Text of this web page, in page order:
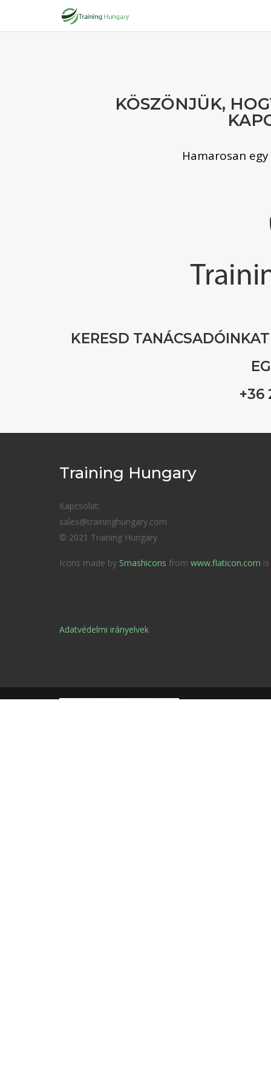
KÖSZÖNJÜK,
Hamarosan
KERESD
+36
Training Hungary
Kapcsolat:
sales@traininghungary.com
© 2021 Training Hungary
Icons made by Smashicons from www.flaticon.com
Adatvédelmi irányelvek